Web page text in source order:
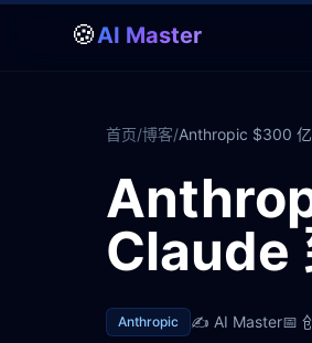
🍪AI Master
首页/博客/Anthropic $300
Claude
Anthropic ✍️ AI Master📅